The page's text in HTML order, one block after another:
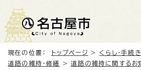
現在の位置： トップページ > くらし・手続き
道路の維持・修繕
>道路の維持に関するお